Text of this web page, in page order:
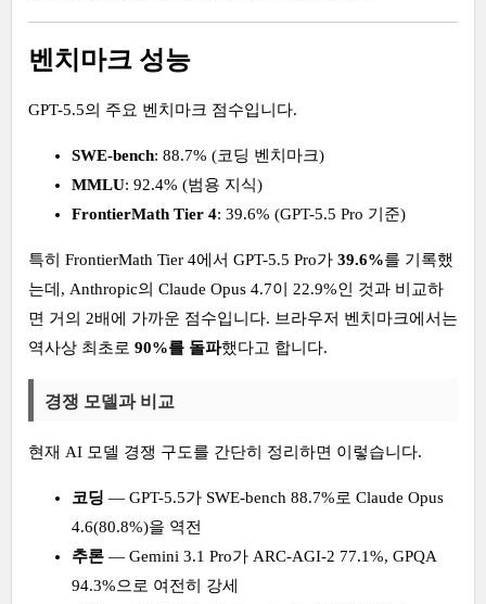
벤치마크 성능
GPT-5.5의 주요 벤치마크 점수입니다.
SWE-bench: 88.7% (코딩 벤치마크)
MMLU: 92.4% (범용 지식)
FrontierMath Tier 4: 39.6% (GPT-5.5 Pro 기준)
특히 FrontierMath Tier 4에서 GPT-5.5 Pro가 39.6%를 기록했
는데, Anthropic의 Claude Opus 4.7이 22.9%인 것과 비교하
면 거의 2배에 가까운 점수입니다. 브라우저 벤치마크에서는
역사상 최초로 90%를 돌파했다고 합니다.
경쟁 모델과 비교
현재 AI 모델 경쟁 구도를 간단히 정리하면 이렇습니다.
코딩 — GPT-5.5가 SWE-bench 88.7%로 Claude Opus
4.6(80.8%)을 역전
추론 — Gemini 3.1 Pro가 ARC-AGI-2 77.1%, GPQA
94.3%으로 여전히 강세